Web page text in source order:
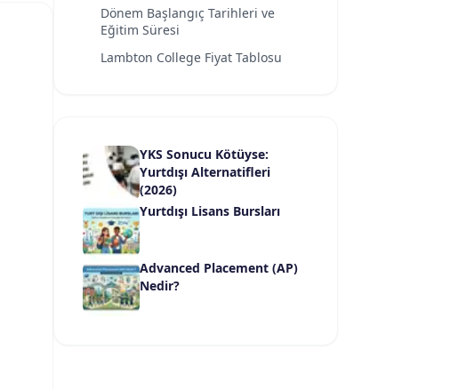
Dönem Başlangıç Tarihleri ve
Eğitim Süresi
Lambton College Fiyat Tablosu
YKS Sonucu Kötüyse:
Yurtdışı Alternatifleri
(2026)
Yurtdışı Lisans Bursları
Advanced Placement (AP)
Nedir?